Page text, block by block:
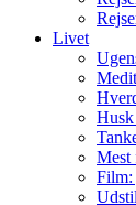
Livet
Mest
Film: